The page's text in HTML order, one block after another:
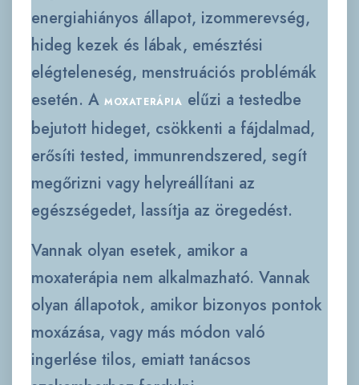
energiahiányos állapot, izommerevség,
hideg kezek és lábak, emésztési
elégteleneség, menstruációs problémák
esetén. A MOXATERÁPIA elűzi a testedbe
bejutott hideget, csökkenti a fájdalmad,
erősíti tested, immunrendszered, segít
megőrizni vagy helyreállítani az
egészségedet, lassítja az öregedést.
Vannak olyan esetek, amikor a
moxaterápia nem alkalmazható. Vannak
olyan állapotok, amikor bizonyos pontok
moxázása, vagy más módon való
ingerlése tilos, emiatt tanácsos